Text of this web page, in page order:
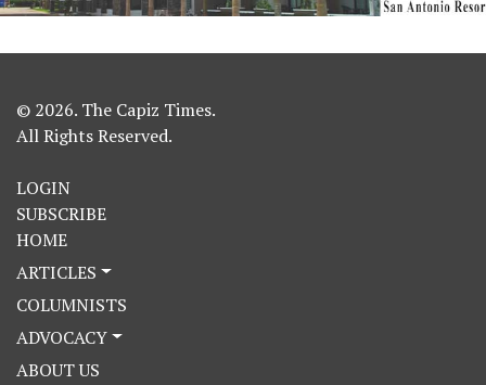
© 2026. The Capiz Times.
All Rights Reserved.
LOGIN
SUBSCRIBE
HOME
ARTICLES
COLUMNISTS
ADVOCACY
ABOUT US